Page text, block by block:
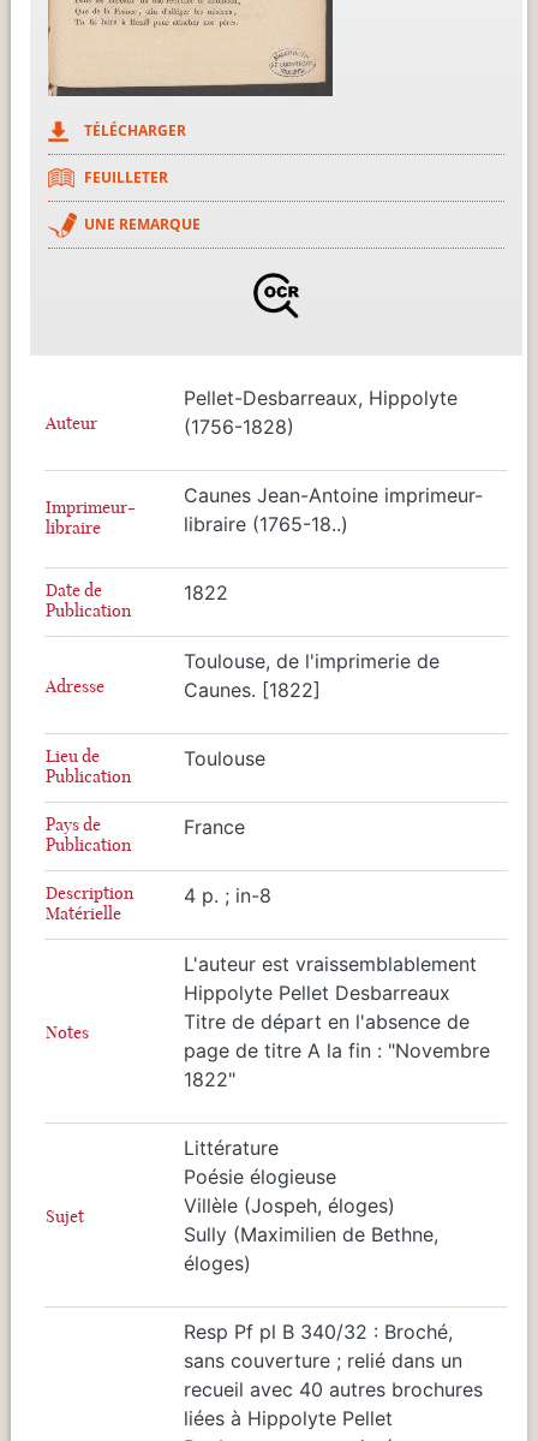
TÉLÉCHARGER
FEUILLETER
UNE REMARQUE
Auteur
Pellet-Desbarreaux, Hippolyte
(1756-1828)
Imprimeur-
libraire
Caunes Jean-Antoine imprimeur-
libraire (1765-18..)
Date de
Publication
1822
Adresse
Toulouse, de l'imprimerie de
Caunes. [1822]
Lieu de
Publication
Toulouse
Pays de
Publication
France
Description
Matérielle
4 p. ; in-8
Notes
L'auteur est vraissemblablement
Hippolyte Pellet Desbarreaux
Titre de départ en l'absence de
page de titre A la fin : "Novembre
1822"
Sujet
Littérature
Poésie élogieuse
Villèle (Jospeh, éloges)
Sully (Maximilien de Bethne,
éloges)
Resp Pf pl B 340/32 : Broché,
sans couverture ; relié dans un
recueil avec 40 autres brochures
liées à Hippolyte Pellet